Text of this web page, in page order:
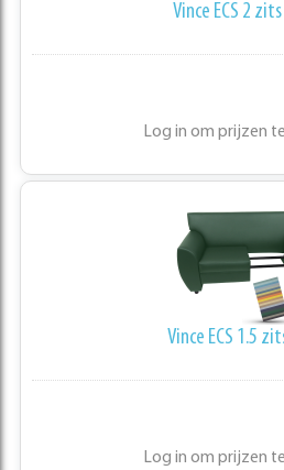
Vince ECS 2
Log in om prijzen
Vince ECS 1.5
Log in om prijzen